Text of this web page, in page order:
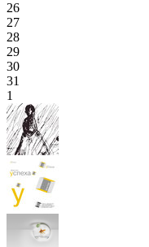
26
27
28
29
30
31
1